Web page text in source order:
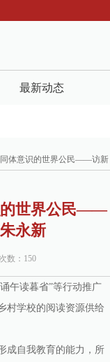
最新动态
同体意识的世界公民——访新
的世界公民——
永新
数：150
午读暮省”等行动推广
村学校的阅读资源供给
成自我教育的能力，所